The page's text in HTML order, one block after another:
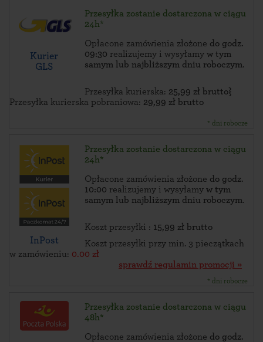
Kurier
GLS
Przesyłka zostanie dostarczona w ciągu
24h*
Opłacone zamówienia złożone do godz.
09:30 realizujemy i wysyłamy w tym
samym lub najbliższym dniu roboczym.
Przesyłka kurierska: 25,99 zł brutto}
Przesyłka kurierska pobraniowa: 29,99 zł brutto
* dni robocze
InPost
Przesyłka zostanie dostarczona w ciągu
24h*
Opłacone zamówienia złożone do godz.
10:00 realizujemy i wysyłamy w tym
samym lub najbliższym dniu roboczym.
Koszt przesyłki : 15,99 zł brutto
Koszt przesyłki przy min. 3 pieczątkach
w zamówieniu: 0.00 zł
sprawdź regulamin promocji »
* dni robocze
Przesyłka zostanie dostarczona w ciągu
48h*
Opłacone zamówienia złożone do godz.